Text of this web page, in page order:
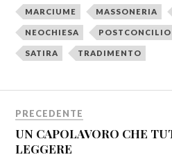
MARCIUME MASSONERIA
NEOCHIESA POSTCONCILIO
SATIRA TRADIMENTO
PRECEDENTE
UN CAPOLAVORO CHE
LEGGERE